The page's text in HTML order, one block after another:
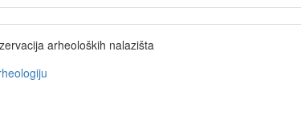
arheoloških nalazišta